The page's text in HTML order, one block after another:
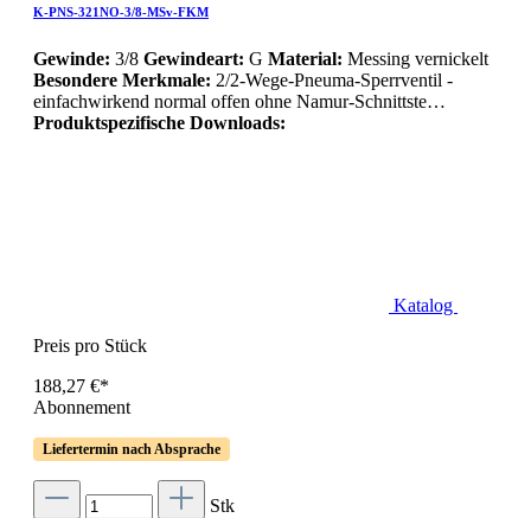
K-PNS-321NO-3/8-MSv-FKM
Gewinde: 3/8 Gewindeart: G Material: Messing vernickelt
Besondere Merkmale: 2/2-Wege-Pneuma-Sperrventil -
einfachwirkend normal offen ohne Namur-Schnittste…
Produktspezifische Downloads:
Katalog
Preis pro Stück
188,27 €*
Abonnement
Liefertermin nach Absprache
Stk